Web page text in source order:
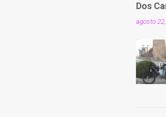
Dos
agosto